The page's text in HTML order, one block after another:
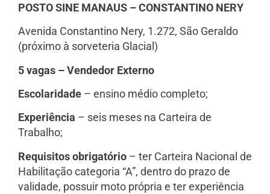
POSTO SINE MANAUS – CONSTANTINO NERY
Avenida Constantino Nery, 1.272, São Geraldo
(próximo à sorveteria Glacial)
5 vagas – Vendedor Externo
Escolaridade – ensino médio completo;
Experiência – seis meses na Carteira de
Trabalho;
Requisitos obrigatório – ter Carteira Nacional de
Habilitação categoria “A”, dentro do prazo de
validade, possuir moto própria e ter experiência